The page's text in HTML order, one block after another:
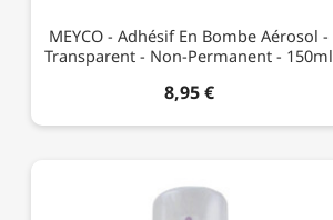
MEYCO - Adhésif En Bombe Aérosol -
Transparent - Non-Permanent - 150ml
8,95 €